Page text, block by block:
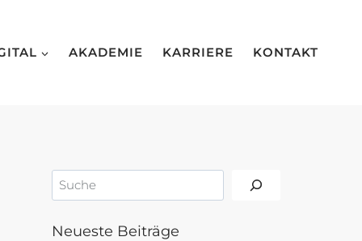
AKADEMIE KARRIERE KONTAKT
Suchen
Neueste Beiträge